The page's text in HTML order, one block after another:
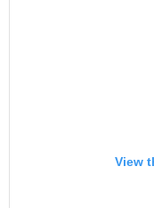
View